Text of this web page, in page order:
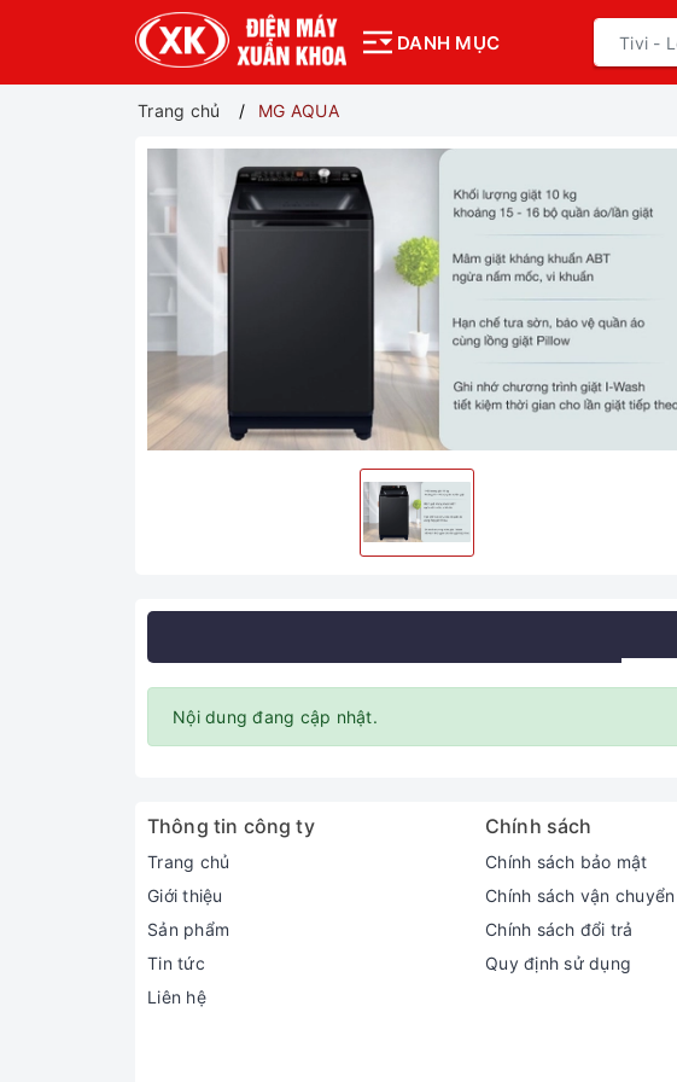
DANH MỤC
Trang chủ MG AQUA
Nội dung đang cập nhật.
Thông tin công ty
Trang chủ
Giới thiệu
Sản phẩm
Tin tức
Liên hệ
Chính sách
Chính sách bảo mật
Chính sách vận chuyển
Chính sách đổi trả
Quy định sử dụng